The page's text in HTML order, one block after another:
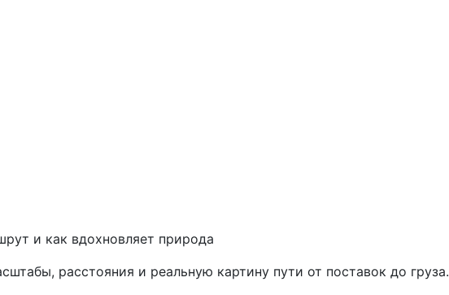
и как вдохновляет природа
расстояния и реальную картину пути от поставок до груза.